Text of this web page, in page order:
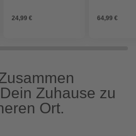
24,99 € 64,99 €
Zuhause zu
Ort.